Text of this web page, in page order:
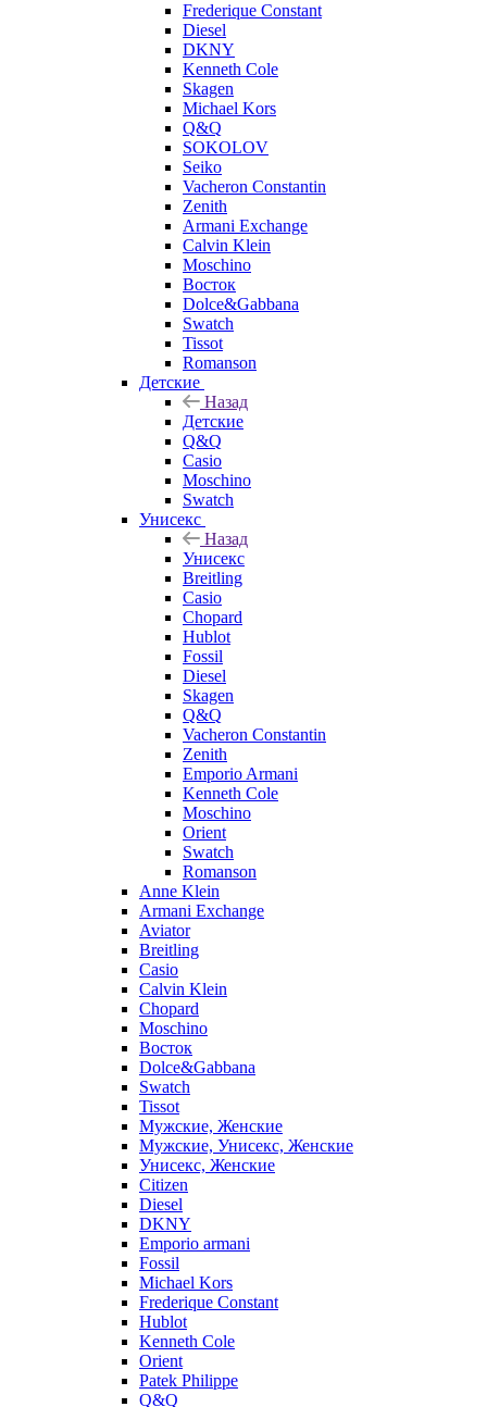
Frederique Constant
Diesel
DKNY
Kenneth Cole
Skagen
Michael Kors
Q&Q
SOKOLOV
Seiko
Vacheron Constantin
Zenith
Armani Exchange
Calvin Klein
Moschino
Восток
Dolce&Gabbana
Swatch
Tissot
Romanson
Детские
Назад
Детские
Q&Q
Casio
Moschino
Swatch
Унисекс
Назад
Унисекс
Breitling
Casio
Chopard
Hublot
Fossil
Diesel
Skagen
Q&Q
Vacheron Constantin
Zenith
Emporio Armani
Kenneth Cole
Moschino
Orient
Swatch
Romanson
Anne Klein
Armani Exchange
Aviator
Breitling
Casio
Calvin Klein
Chopard
Moschino
Восток
Dolce&Gabbana
Swatch
Tissot
Мужские, Женские
Мужские, Унисекс, Женские
Унисекс, Женские
Citizen
Diesel
DKNY
Emporio armani
Fossil
Michael Kors
Frederique Constant
Hublot
Kenneth Cole
Orient
Patek Philippe
Q&Q